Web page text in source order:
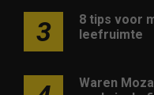
3
8 tips voor
leefruimte
Waren